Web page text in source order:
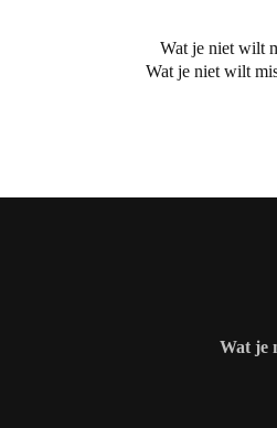
Wat je niet wilt
Wat je niet wilt
Wat je